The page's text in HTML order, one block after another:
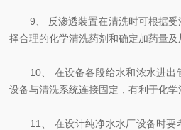
9、 反渗透装置在清洗时可根据受
择合理的化学清洗药剂和确定加药量及
10、 在设备各段给水和浓水进出
设备与清洗系统连接固定，有利于化学
11、 在设计纯净水水厂设备时要